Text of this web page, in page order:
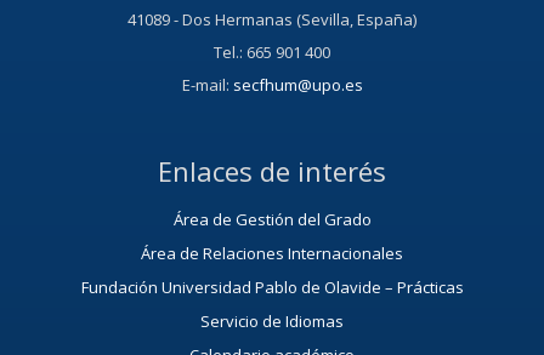
41089 - Dos Hermanas (Sevilla, España)
Tel.: 665 901 400
E-mail: secfhum@upo.es
Enlaces de interés
Área de Gestión del Grado
Área de Relaciones Internacionales
Fundación Universidad Pablo de Olavide – Prácticas
Servicio de Idiomas